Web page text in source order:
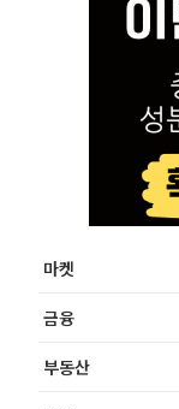
마켓
금융
부동산